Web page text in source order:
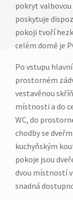
pokryt valbovou
poskytuje
pokoji tvoří
celém domě je
Po vstupu
prostorném
vestavěnou
místnosti a do
WC, do
chodby se
kuchyňským
pokoje jsou
dvou místností
snadná